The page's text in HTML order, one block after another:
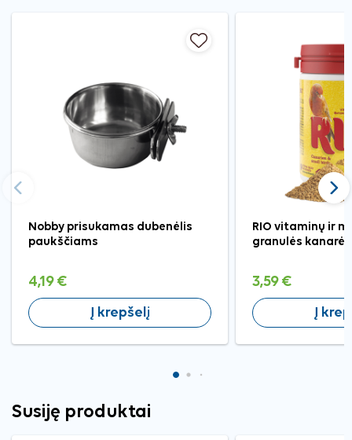
Nobby prisukamas dubenėlis
paukščiams
4,19 €
Į krepšelį
RIO vitaminų ir
granulės
3,59 €
Į
Ankstesnis
Susiję produktai